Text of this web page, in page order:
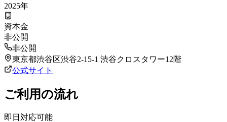
2025年
資本金
非公開
非公開
東京都渋谷区渋谷2-15-1 渋谷クロスタワー12階
公式サイト
ご利用の流れ
即日対応可能